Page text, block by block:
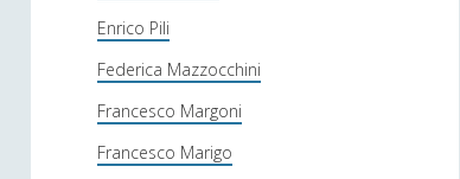
Enrico Pili
Federica Mazzocchini
Francesco Margoni
Francesco Marigo